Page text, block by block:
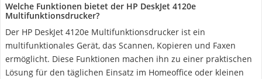
Welche Funktionen bietet der HP DeskJet 4120e
Multifunktionsdrucker?
Der HP DeskJet 4120e Multifunktionsdrucker ist ein
multifunktionales Gerät, das Scannen, Kopieren und Faxen
ermöglicht. Diese Funktionen machen ihn zu einer praktischen
Lösung für den täglichen Einsatz im Homeoffice oder kleinen